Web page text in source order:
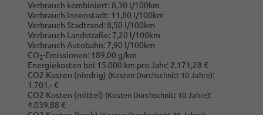
Verbrauch kombiniert: 8,30 l/100km
Verbrauch Innenstadt: 11,80 l/100km
Verbrauch Stadtrand: 8,50 l/100km
Verbrauch Landstraße: 7,20 l/100km
Verbrauch Autobahn: 7,90 l/100km
CO2-Emissionen: 189,00 g/km
Energiekosten bei 15.000 km pro Jahr: 2.171,28 €
CO2 Kosten (niedrig) (Kosten Durchschnitt 10 Jahre):
1.701,- €
CO2 Kosten (mittel) (Kosten Durchschnitt 10 Jahre):
4.039,88 €